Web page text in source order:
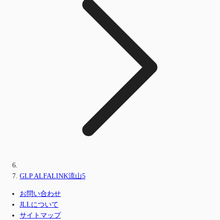
GLP ALFALINK流山5
お問い合わせ
JLLについて
サイトマップ